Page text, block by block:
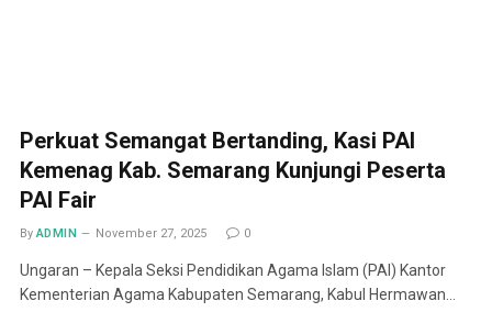
Perkuat Semangat Bertanding, Kasi PAI
Kemenag Kab. Semarang Kunjungi Peserta
PAI Fair
By ADMIN November 27, 2025 0
Ungaran – Kepala Seksi Pendidikan Agama Islam (PAI) Kantor
Kementerian Agama Kabupaten Semarang, Kabul Hermawan…